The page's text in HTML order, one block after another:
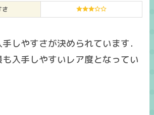
さ
しやすさが決められています．
も入手しやすいレア度となってい